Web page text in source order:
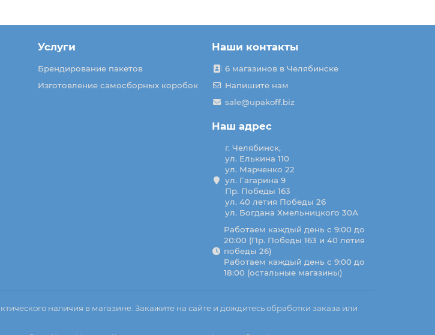
Услуги
Брендирование пакетов
Изготовление самосборных коробок
Наши контакты
6 магазинов в Челябинске
Напишите нам
sale@upakoff.biz
Наш адрес
г. Челябинск,
ул. Елькина 110
ул. Марченко 22
ул. Гагарина 9
Пр. Победы 163
ул. 40 летия Победы 26
ул. Богдана Хмельницкого 30А
Работаем каждый день с 9:00 до
20:00 (Пр. Победы 163 и 40 летия
победы 26)
Работаем каждый день с 9:00 до
18:00 (остальные магазины)
наличия в магазине. Закажите на сайте и дождитесь обработки заказа или